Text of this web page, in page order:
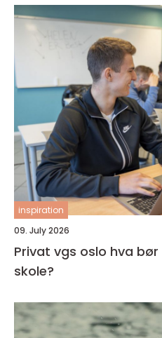
inspiration
09. July 2026
Privat vgs oslo hva bør du vite før du velger
skole?